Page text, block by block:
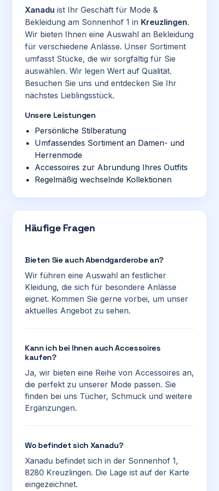
Xanadu ist Ihr Geschäft für Mode &
Bekleidung am Sonnenhof 1 in Kreuzlingen.
Wir bieten Ihnen eine Auswahl an Bekleidung
für verschiedene Anlässe. Unser Sortiment
umfasst Stücke, die wir sorgfältig für Sie
auswählen. Wir legen Wert auf Qualität.
Besuchen Sie uns und entdecken Sie Ihr
nächstes Lieblingsstück.
Unsere Leistungen
Persönliche Stilberatung
Umfassendes Sortiment an Damen- und
Herrenmode
Accessoires zur Abrundung Ihres Outfits
Regelmäßig wechselnde Kollektionen
Häufige Fragen
Bieten Sie auch Abendgarderobe an?
Wir führen eine Auswahl an festlicher
Kleidung, die sich für besondere Anlässe
eignet. Kommen Sie gerne vorbei, um unser
aktuelles Angebot zu sehen.
Kann ich bei Ihnen auch Accessoires
kaufen?
Ja, wir bieten eine Reihe von Accessoires an,
die perfekt zu unserer Mode passen. Sie
finden bei uns Tücher, Schmuck und weitere
Ergänzungen.
Wo befindet sich Xanadu?
Xanadu befindet sich in der Sonnenhof 1,
8280 Kreuzlingen. Die Lage ist auf der Karte
eingezeichnet.